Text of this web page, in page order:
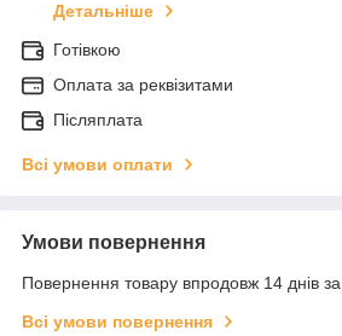
Детальніше
Готівкою
Оплата за реквізитами
Післяплата
Всі умови оплати
Умови повернення
Повернення товару впродовж 14 днів
Всі умови повернення